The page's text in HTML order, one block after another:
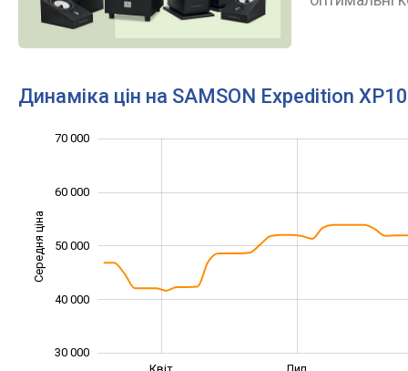
Динаміка цін на SAMSON Expedition
Середня ціна 30 000
30 000
40 000
50 000
60 000
70 000